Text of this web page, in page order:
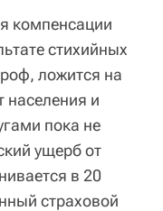
компенсации
стихийных
ложится на
населения и
пока не
ущерб от
в 20
страховой